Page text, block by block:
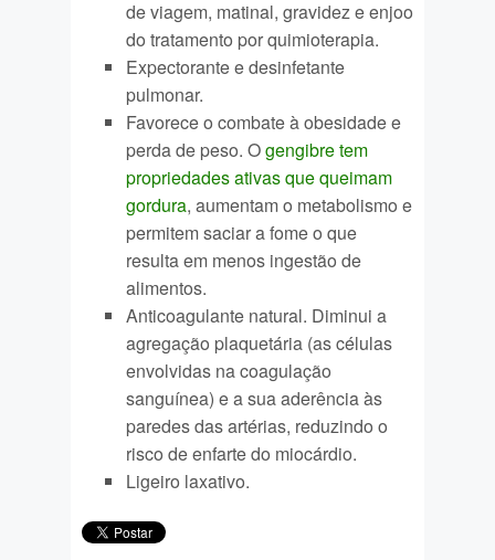
de viagem, matinal, gravidez e enjoo
do tratamento por quimioterapia.
Expectorante e desinfetante
pulmonar.
Favorece o combate à obesidade e
perda de peso. Ogengibre tem
propriedades ativas que queimam
gordura, aumentam o metabolismo e
permitem saciar a fome o que
resulta em menos ingestão de
alimentos.
Anticoagulante natural. Diminui a
agregação plaquetária (as células
envolvidas na coagulação
sanguínea) e a sua aderência às
paredes das artérias, reduzindo o
risco de enfarte do miocárdio.
Ligeiro laxativo.